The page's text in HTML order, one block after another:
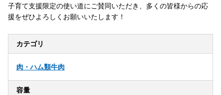
子育て支援限定の使い道にご賛同いただき、多くの皆様からの応
援をぜひよろしくお願いいたします！
カテゴリ
肉・ハム類牛肉
容量